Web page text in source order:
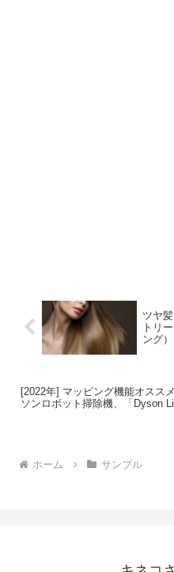
ツヤ
トリ
ング
[2022年] マッピング機能オスス
ソンロボット掃除機、「Dyson
ホーム サンプル